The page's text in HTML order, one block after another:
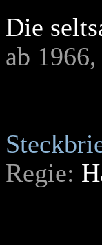
Die
ab
Regie: